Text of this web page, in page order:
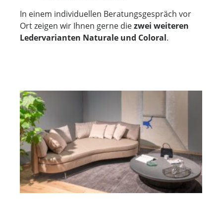
In einem individuellen Beratungsgespräch vor
Ort zeigen wir Ihnen gerne diezwei weiteren
Ledervarianten Naturale und Coloral.